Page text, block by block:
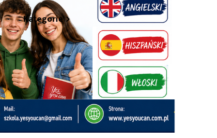
Kategorie
Z życia miasta
Sport
Kultura
Wiadomości z regionu